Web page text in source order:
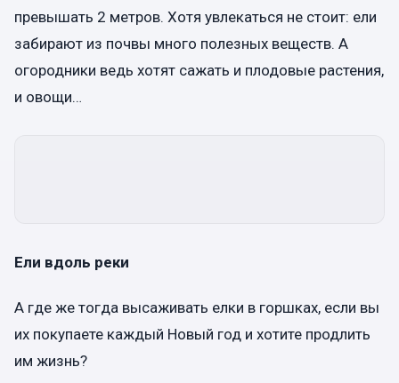
превышать 2 метров. Хотя увлекаться не стоит: ели
забирают из почвы много полезных веществ. А
огородники ведь хотят сажать и плодовые растения,
и овощи…
Ели вдоль реки
А где же тогда высаживать елки в горшках, если вы
их покупаете каждый Новый год и хотите продлить
им жизнь?